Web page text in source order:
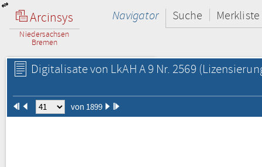
Arcinsys
Niedersachsen
Bremen
Navigator Suche Merkliste
Digitalisate von LkAH A 9 Nr. 2569
von 1899